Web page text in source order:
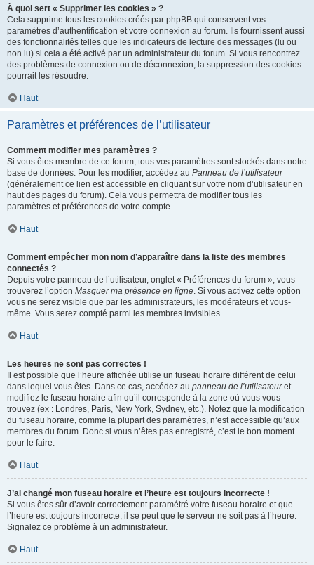
À quoi sert « Supprimer les cookies » ?
Cela supprime tous les cookies créés par phpBB qui conservent vos
paramètres d’authentification et votre connexion au forum. Ils fournissent aussi
des fonctionnalités telles que les indicateurs de lecture des messages (lu ou
non lu) si cela a été activé par un administrateur du forum. Si vous rencontrez
des problèmes de connexion ou de déconnexion, la suppression des cookies
pourrait les résoudre.
Haut
Paramètres et préférences de l’utilisateur
Comment modifier mes paramètres ?
Si vous êtes membre de ce forum, tous vos paramètres sont stockés dans notre
base de données. Pour les modifier, accédez au Panneau de l’utilisateur
(généralement ce lien est accessible en cliquant sur votre nom d’utilisateur en
haut des pages du forum). Cela vous permettra de modifier tous les
paramètres et préférences de votre compte.
Haut
Comment empêcher mon nom d’apparaître dans la liste des membres
connectés ?
Depuis votre panneau de l’utilisateur, onglet « Préférences du forum », vous
trouverez l’option Masquer ma présence en ligne. Si vous activez cette option
vous ne serez visible que par les administrateurs, les modérateurs et vous-
même. Vous serez compté parmi les membres invisibles.
Haut
Les heures ne sont pas correctes !
Il est possible que l’heure affichée utilise un fuseau horaire différent de celui
dans lequel vous êtes. Dans ce cas, accédez au panneau de l’utilisateuret
modifiez le fuseau horaire afin qu’il corresponde à la zone où vous vous
trouvez (ex : Londres, Paris, New York, Sydney, etc.). Notez que la modification
du fuseau horaire, comme la plupart des paramètres, n’est accessible qu’aux
membres du forum. Donc si vous n’êtes pas enregistré, c’est le bon moment
pour le faire.
Haut
J’ai changé mon fuseau horaire et l’heure est toujours incorrecte !
Si vous êtes sûr d’avoir correctement paramétré votre fuseau horaire et que
l’heure est toujours incorrecte, il se peut que le serveur ne soit pas à l’heure.
Signalez ce problème à un administrateur.
Haut